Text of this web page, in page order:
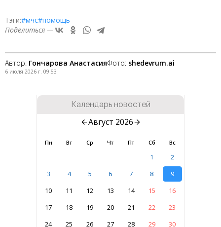
Тэги:#мчс#помощь
Поделиться —
Автор: Гончарова АнастасияФото: shedevrum.ai
6 июля 2026 г. 09:53
Календарь новостей
Август 2026
Пн Вт Ср Чт Пт Сб Вс
1
2
3
4 5 6 7 8
9
10
11 12 13 14 15
16
17
18 19 20 21 22
23
24
25 26 27 28 29 30